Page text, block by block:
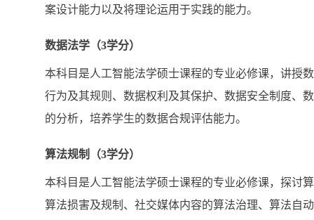
案设计能力以及将理论运用于实践的能力。
数据法学（3学分）
本科目是人工智能法学硕士课程的专业必修课，讲授
行为及其规则、数据权利及其保护、数据安全制度、
的分析，培养学生的数据合规评估能力。
算法规制（3学分）
本科目是人工智能法学硕士课程的专业必修课，探讨
算法损害及规制、社交媒体内容的算法治理、算法自